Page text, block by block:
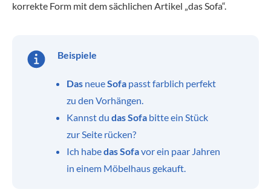
korrekte Form mit dem sächlichen Artikel „das Sofa“.
Beispiele
Das neueSofa passt farblich perfekt
zu den Vorhängen.
Kannst du das Sofa bitte ein Stück
zur Seite rücken?
Ich habedas Sofavor ein paar Jahren
in einem Möbelhaus gekauft.